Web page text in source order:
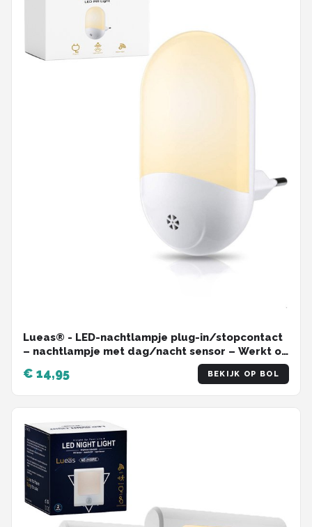
Lueas® - LED-nachtlampje plug-in/stopcontact
– nachtlampje met dag/nacht sensor – Werkt op
stroom – Warmlicht – Voor in de baby/kinder
kamer
€ 14,95 BEKIJK OP BOL